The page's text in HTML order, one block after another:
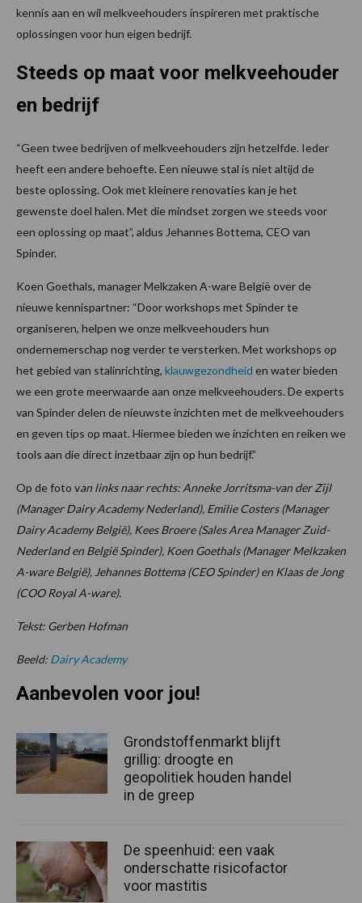
kennis aan en wil melkveehouders inspireren met praktische
oplossingen voor hun eigen bedrijf.
Steeds op maat voor melkveehouder
en bedrijf
“Geen twee bedrijven of melkveehouders zijn hetzelfde. Ieder
heeft een andere behoefte. Een nieuwe stal is niet altijd de
beste oplossing. Ook met kleinere renovaties kan je het
gewenste doel halen. Met die mindset zorgen we steeds voor
een oplossing op maat”, aldus Jehannes Bottema, CEO van
Spinder.
Koen Goethals, manager Melkzaken A-ware België over de
nieuwe kennispartner: “Door workshops met Spinder te
organiseren, helpen we onze melkveehouders hun
ondernemerschap nog verder te versterken. Met workshops op
het gebied van stalinrichting, klauwgezondheid en water bieden
we een grote meerwaarde aan onze melkveehouders. De experts
van Spinder delen de nieuwste inzichten met de melkveehouders
en geven tips op maat. Hiermee bieden we inzichten en reiken we
tools aan die direct inzetbaar zijn op hun bedrijf.”
Op de foto van links naar rechts: Anneke Jorritsma-van der Zijl
(Manager Dairy Academy Nederland), Emilie Costers (Manager
Dairy Academy België), Kees Broere (Sales Area Manager Zuid-
Nederland en België Spinder), Koen Goethals (Manager Melkzaken
A-ware België), Jehannes Bottema (CEO Spinder) en Klaas de Jong
(COO Royal A-ware).
Tekst: Gerben Hofman
Beeld: Dairy Academy
Aanbevolen voor jou!
Grondstoffenmarkt blijft
grillig: droogte en
geopolitiek houden handel
in de greep
De speenhuid: een vaak
onderschatte risicofactor
voor mastitis